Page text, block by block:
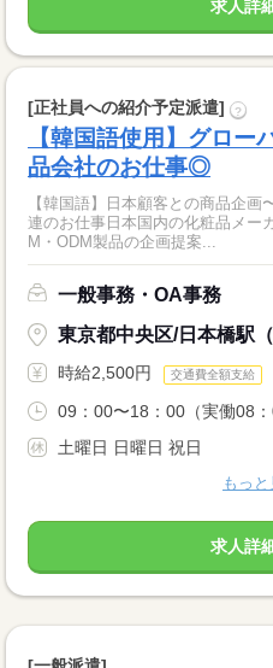
求人詳
[正社員への紹介予定派遣] ?
【韓国語使用】グロー
品会社のお仕事◎
【韓国語】日本顧客との商品企
連のお仕事日本国内の化粧品メー
M・ODM製品の企画提案...
一般事務・OA事務
東京都中央区/日本橋駅（
時給2,500円 交通費全額支給
09：00〜18：00（実働08：
土曜日 日曜日 祝日
もっと
求人詳